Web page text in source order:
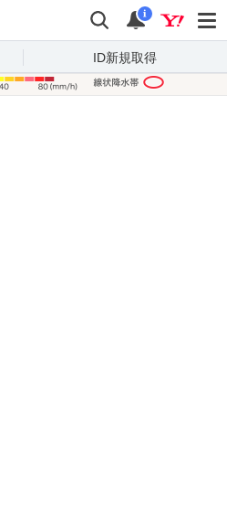
検索 通知
i
ID新規取得